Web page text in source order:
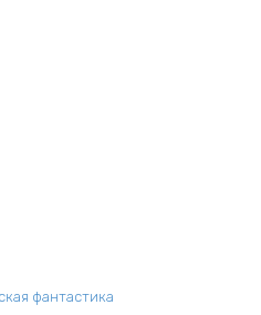
фантастика